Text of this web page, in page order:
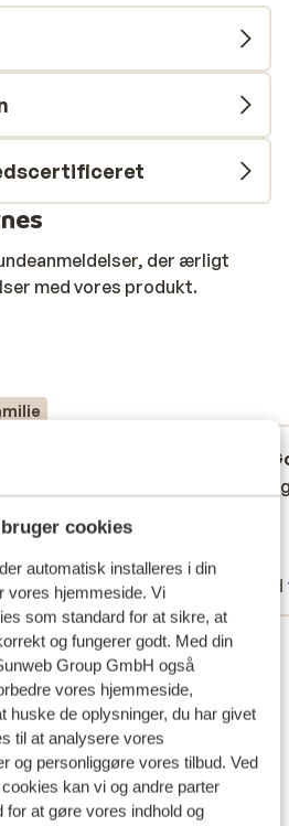
cookies
automatisk installeres i din
vores hjemmeside. Vi
som standard for at sikre, at
og fungerer godt. Med din
Group GmbH også
vores hjemmeside,
huske de oplysninger, du har givet
til at analysere vores
og personliggøre vores tilbud. Ved
kan vi og andre parter
at gøre vores indhold og
der ærligt
med vores produkt.
11 anmeldelser
Se på kort